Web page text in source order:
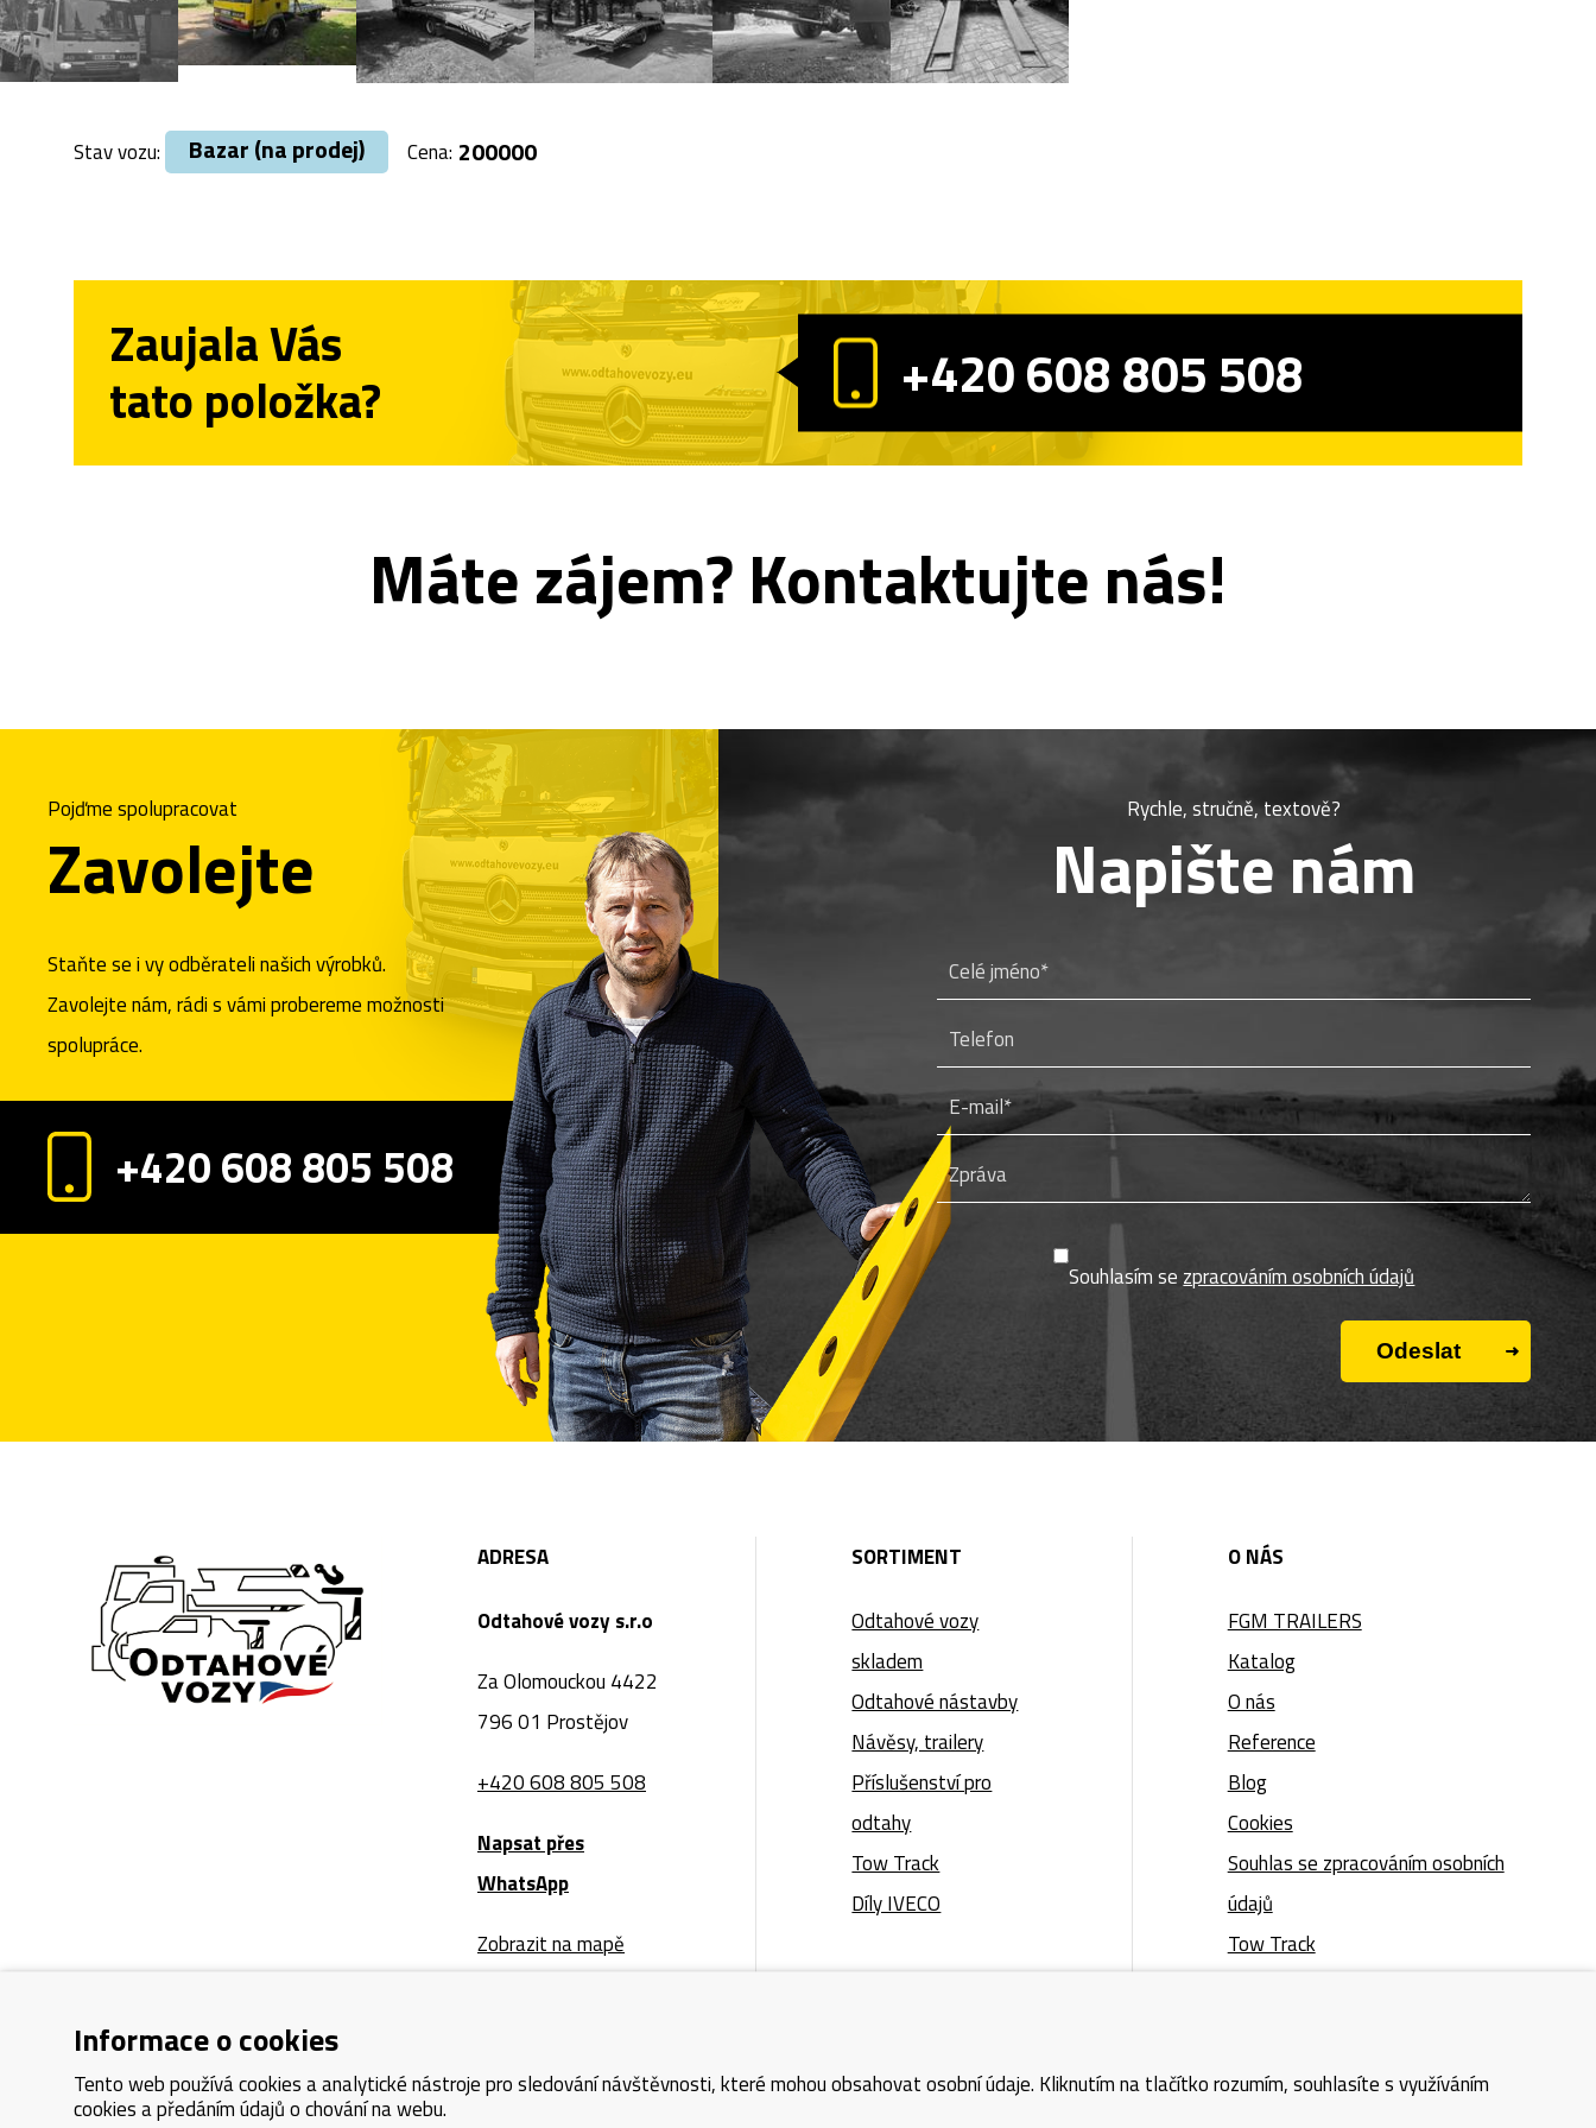
Stav vozu: Bazar (na prodej) Cena: 200000
Zaujala Vás
tato položka? +420 608 805 508
Máte zájem? Kontaktujte nás!
Pojďme spolupracovat
Zavolejte
Staňte se i vy odběrateli našich výrobků.
Zavolejte nám, rádi s vámi probereme možnosti
spolupráce.
+420 608 805 508
Rychle, stručně, textově?
Napište nám
Souhlasím se zpracováním osobních údajů
ADRESA
Odtahové vozy s.r.o
Za Olomouckou 4422
796 01 Prostějov
+420 608 805 508
Napsat přes
WhatsApp
Zobrazit na mapě
SORTIMENT
Odtahové vozy
skladem
Odtahové nástavby
Návěsy, trailery
Příslušenství pro
odtahy
Tow Track
Díly IVECO
O NÁS
FGM TRAILERS
Katalog
O nás
Reference
Blog
Cookies
Souhlas se zpracováním osobních
údajů
Tow Track
Informace o cookies
Tento web používá cookies a analytické nástroje pro sledování návštěvnosti, které mohou obsahovat osobní údaje. Kliknutím na tlačítko rozumím, souhlasíte s využíváním
cookies a předáním údajů o chování na webu.